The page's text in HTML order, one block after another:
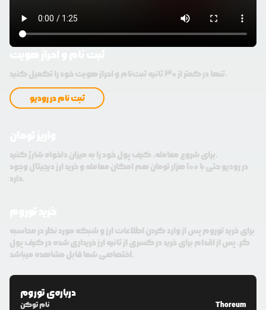
تنها در کمتر از 30 ثانیه ثبت‌نام و احراز هویت خود را تکمیل کنید.
ثبت نام در رودیو
برای شروع معامله، کیف پول خود را به میزان دلخواه شارژ کنید.
در رودیو حتی با 100 هزار تومان هم امکان معامله و خرید ارز دیجیتال وجود
دارد.
برای خرید توروم پس از وارد کردن اطلاعات ارز و شبکه مورد نظر در محاسبه
گر، پس از اقدام برای خرید در کسری از ثانیه ارز خریداری شده در کیف پول
اختصاصی شما قابل مشاهده میباشد.
درباره‌یتوروم
نام توکن
Thoreum